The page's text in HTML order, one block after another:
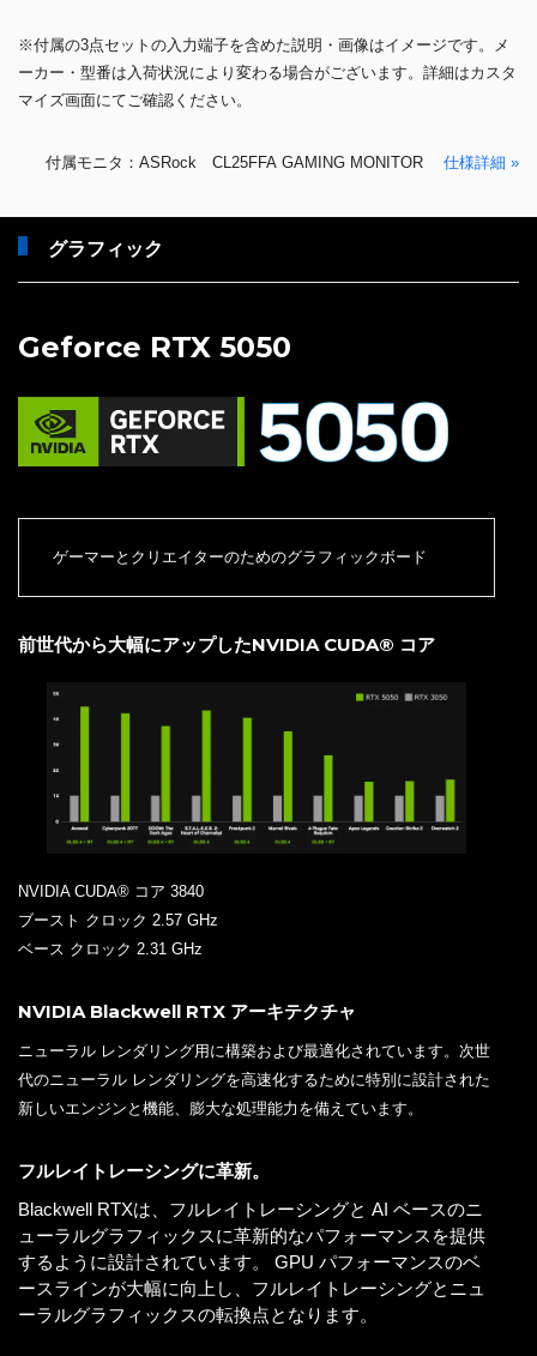
※付属の3点セットの入力端子を含めた説明・画像はイメージです。メ
ーカー・型番は入荷状況により変わる場合がございます。詳細はカスタ
マイズ画面にてご確認ください。
付属モニタ：ASRock CL25FFA GAMING MONITOR 仕様詳細 »
グラフィック
Geforce RTX 5050
ゲーマーとクリエイターのためのグラフィックボード
前世代から大幅にアップしたNVIDIA CUDA® コア
NVIDIA CUDA® コア 3840
ブースト クロック 2.57 GHz
ベース クロック 2.31 GHz
NVIDIA Blackwell RTX アーキテクチャ
ニューラル レンダリング用に構築および最適化されています。次世
代のニューラル レンダリングを高速化するために特別に設計された
新しいエンジンと機能、膨大な処理能力を備えています。
フルレイトレーシングに革新。
Blackwell RTXは、フルレイトレーシングと AI ベースのニ
ューラルグラフィックスに革新的なパフォーマンスを提供
するように設計されています。 GPU パフォーマンスのベ
ースラインが大幅に向上し、フルレイトレーシングとニュ
ーラルグラフィックスの転換点となります。